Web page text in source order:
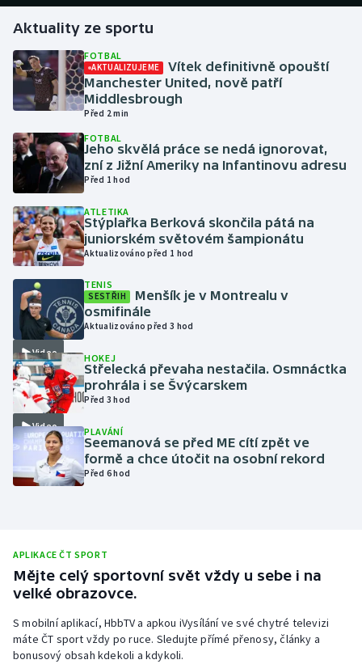
Golf
Gymnastika
Házená
Jezdectví
Judo
Krasobruslení
Lezení
Lyže a snowboard
Moderní pětiboj
Motorsport
Olympijské hry
Parasport
Plážový volejbal
Ragby
Rychlobruslení
Aktuality ze sportu
FOTBAL
AKTUALIZUJEME
Vítek definitivně opouští
Manchester United, nově patří
Middlesbrough
Před 2 min
FOTBAL
Jeho skvělá práce se nedá ignorovat,
zní z Jižní Ameriky na Infantinovu adresu
Před 1 hod
ATLETIKA
Stýplařka Berková skončila pátá na
juniorském světovém šampionátu
Aktualizováno před 1 hod
Video
TENIS
SESTŘIH
Menšík je v Montrealu v
osmifinále
Aktualizováno před 3 hod
Video
HOKEJ
Střelecká převaha nestačila. Osmnáctka
prohrála i se Švýcarskem
Před 3 hod
PLAVÁNÍ
Seemanová se před ME cítí zpět ve
formě a chce útočit na osobní rekord
Před 6 hod
APLIKACE ČT SPORT
Mějte celý sportovní svět vždy u sebe i na
velké obrazovce.
S mobilní aplikací, HbbTV a apkou iVysílání ve své chytré televizi
máte ČT sport vždy po ruce. Sledujte přímé přenosy, články a
bonusový obsah kdekoli a kdykoli.